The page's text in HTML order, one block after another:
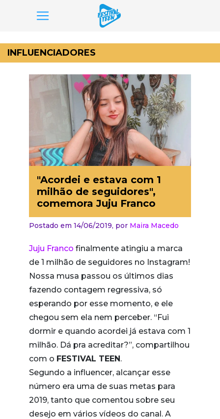
para
o
conteúdo
INFLUENCIADORES
"Acordei e estava com 1
milhão de seguidores",
comemora Juju Franco
Postado em 14/06/2019, por Maira Macedo
Juju Franco finalmente atingiu a marca
de 1 milhão de seguidores no Instagram!
Nossa musa passou os últimos dias
fazendo contagem regressiva, só
esperando por esse momento, e ele
chegou sem ela nem perceber. “Fui
dormir e quando acordei já estava com 1
milhão. Dá pra acreditar?”, compartilhou
com o FESTIVAL TEEN.
Segundo a influencer, alcançar esse
número era uma de suas metas para
2019, tanto que comentou sobre seu
desejo em vários vídeos do canal. A